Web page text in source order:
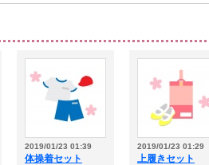
2019/01/23 01:39
体操着セット
2019/01/23 01:29
上履きセット